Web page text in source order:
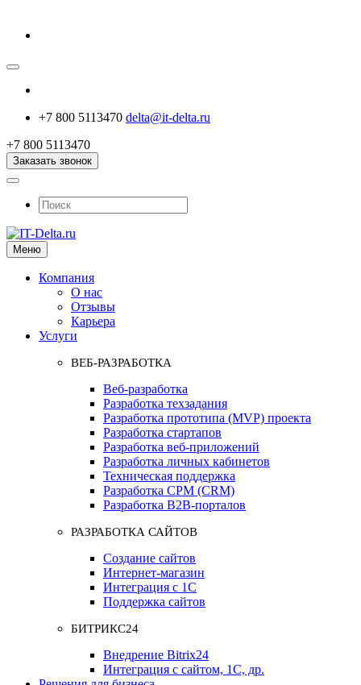
+7 800 5113470 delta@it-delta.ru
+7 800 5113470
Заказать звонок
Меню
Компания
О нас
Отзывы
Карьера
Услуги
ВЕБ-РАЗРАБОТКА
Веб-разработка
Разработка техзадания
Разработка прототипа (MVP) проекта
Разработка стартапов
Разработка веб-приложений
Разработка личных кабинетов
Техническая поддержка
Разработка СРМ (CRM)
Разработка B2B-порталов
РАЗРАБОТКА САЙТОВ
Создание сайтов
Интернет-магазин
Интеграция с 1С
Поддержка сайтов
БИТРИКС24
Внедрение Bitrix24
Интеграция с сайтом, 1С, др.